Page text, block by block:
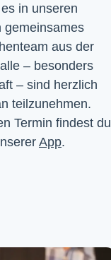
in unseren
gemeinsames
aus der
– besonders
– sind herzlich
teilzunehmen.
Termin findest du
App.